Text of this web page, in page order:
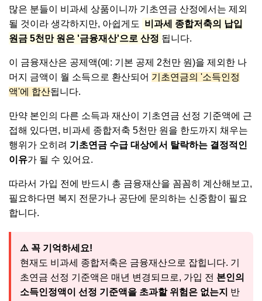
많은 분들이 비과세 상품이니까 기초연금 산정에서는 제외
될 것이라 생각하지만, 아쉽게도
비과세 종합저축의 납입
원금 5천만 원은 '금융재산'으로 산정 됩니다.
이 금융재산은 공제액(예: 기본 공제 2천만 원)을 제외한 나
머지 금액이 월 소득으로 환산되어 기초연금의 '소득인정
액'에 합산됩니다.
만약 본인의 다른 소득과 재산이 기초연금 선정 기준액에 근
접해 있다면, 비과세 종합저축 5천만 원을 한도까지 채우는
행위가 오히려 기초연금 수급 대상에서 탈락하는 결정적인
이유가 될 수 있어요.
따라서 가입 전에 반드시 총 금융재산을 꼼꼼히 계산해보고,
필요하다면 복지 전문가나 공단에 문의하는 신중함이 필요
합니다.
⚠️ 꼭 기억하세요!
현재도 비과세 종합저축은 금융재산으로 잡힙니다. 기
초연금 선정 기준액은 매년 변경되므로, 가입 전 본인의
소득인정액이 선정 기준액을 초과할 위험은 없는지 반